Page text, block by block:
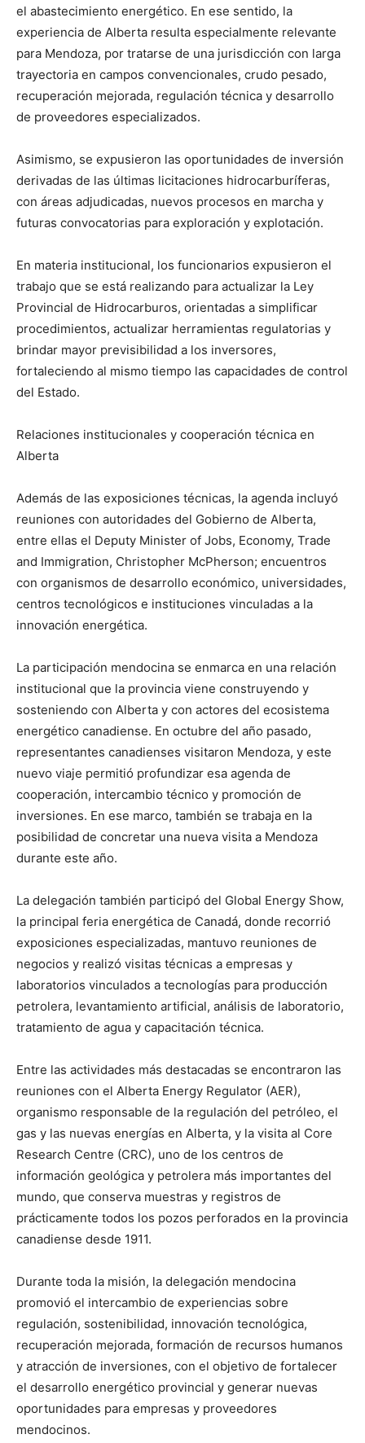
el abastecimiento energético. En ese sentido, la
experiencia de Alberta resulta especialmente relevante
para Mendoza, por tratarse de una jurisdicción con larga
trayectoria en campos convencionales, crudo pesado,
recuperación mejorada, regulación técnica y desarrollo
de proveedores especializados.
Asimismo, se expusieron las oportunidades de inversión
derivadas de las últimas licitaciones hidrocarburíferas,
con áreas adjudicadas, nuevos procesos en marcha y
futuras convocatorias para exploración y explotación.
En materia institucional, los funcionarios expusieron el
trabajo que se está realizando para actualizar la Ley
Provincial de Hidrocarburos, orientadas a simplificar
procedimientos, actualizar herramientas regulatorias y
brindar mayor previsibilidad a los inversores,
fortaleciendo al mismo tiempo las capacidades de control
del Estado.
Relaciones institucionales y cooperación técnica en
Alberta
Además de las exposiciones técnicas, la agenda incluyó
reuniones con autoridades del Gobierno de Alberta,
entre ellas el Deputy Minister of Jobs, Economy, Trade
and Immigration, Christopher McPherson; encuentros
con organismos de desarrollo económico, universidades,
centros tecnológicos e instituciones vinculadas a la
innovación energética.
La participación mendocina se enmarca en una relación
institucional que la provincia viene construyendo y
sosteniendo con Alberta y con actores del ecosistema
energético canadiense. En octubre del año pasado,
representantes canadienses visitaron Mendoza, y este
nuevo viaje permitió profundizar esa agenda de
cooperación, intercambio técnico y promoción de
inversiones. En ese marco, también se trabaja en la
posibilidad de concretar una nueva visita a Mendoza
durante este año.
La delegación también participó del Global Energy Show,
la principal feria energética de Canadá, donde recorrió
exposiciones especializadas, mantuvo reuniones de
negocios y realizó visitas técnicas a empresas y
laboratorios vinculados a tecnologías para producción
petrolera, levantamiento artificial, análisis de laboratorio,
tratamiento de agua y capacitación técnica.
Entre las actividades más destacadas se encontraron las
reuniones con el Alberta Energy Regulator (AER),
organismo responsable de la regulación del petróleo, el
gas y las nuevas energías en Alberta, y la visita al Core
Research Centre (CRC), uno de los centros de
información geológica y petrolera más importantes del
mundo, que conserva muestras y registros de
prácticamente todos los pozos perforados en la provincia
canadiense desde 1911.
Durante toda la misión, la delegación mendocina
promovió el intercambio de experiencias sobre
regulación, sostenibilidad, innovación tecnológica,
recuperación mejorada, formación de recursos humanos
y atracción de inversiones, con el objetivo de fortalecer
el desarrollo energético provincial y generar nuevas
oportunidades para empresas y proveedores
mendocinos.